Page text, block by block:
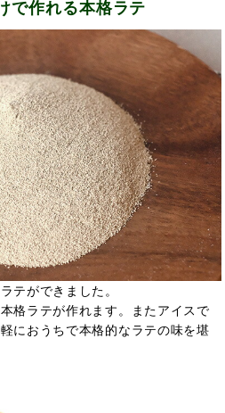
で作れる本格ラテ
テができました。
格ラテが作れます。またアイスで
におうちで本格的なラテの味を堪